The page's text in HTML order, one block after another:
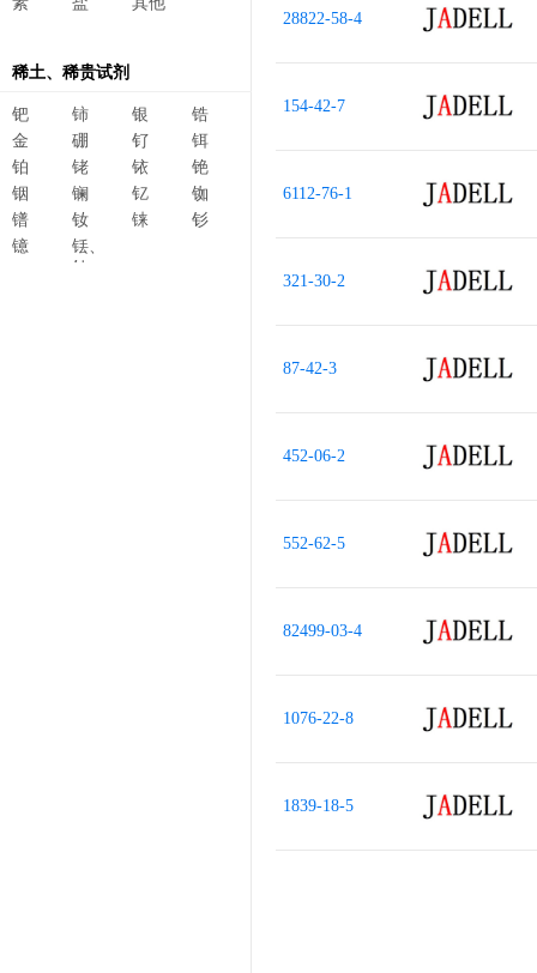
稀土、稀贵试剂
钯 铈 银
锆
金
硼 钌
铒
铂
铑 铱
铯
铟
镧 钇
铷
镨
钕 铼
钐
镱
铥、
钆、
28822-58-4
154-42-7
6112-76-1
321-30-2
87-42-3
452-06-2
552-62-5
82499-03-4
1076-22-8
1839-18-5